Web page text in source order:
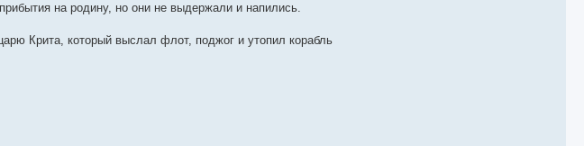
на родину, но они не выдержали и напились.
Крита, который выслал флот, поджог и утопил корабль